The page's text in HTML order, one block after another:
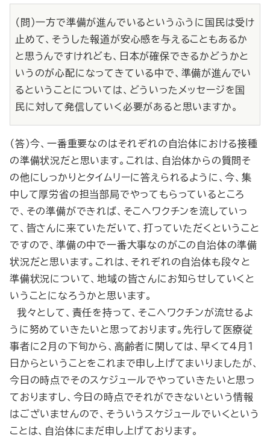
（問）一方で準備が進んでいるというふうに国民は受け
止めて、そうした報道が安心感を与えることもあるか
と思うんですけれども、日本が確保できるかどうかと
いうのが心配になってきている中で、準備が進んでい
るということについては、どういったメッセージを国
民に対して発信していく必要があると思いますか。
（答）今、一番重要なのはそれぞれの自治体における接種
の準備状況だと思います。これは、自治体からの質問そ
の他にしっかりとタイムリーに答えられるように、今、集
中して厚労省の担当部局でやってもらっているところ
で、その準備ができれば、そこへワクチンを流していっ
て、皆さんに来ていただいて、打っていただくということ
ですので、準備の中で一番大事なのがこの自治体の準備
状況だと思います。これは、それぞれの自治体も段々と
準備状況について、地域の皆さんにお知らせしていくと
いうことになろうかと思います。
我々として、責任を持って、そこへワクチンが流せるよ
うに努めていきたいと思っております。先行して医療従
事者に２月の下旬から、高齢者に関しては、早くて４月１
日からということをこれまで申し上げてまいりましたが、
今日の時点でそのスケジュールでやっていきたいと思っ
ておりますし、今日の時点でそれができないという情報
はございませんので、そういうスケジュールでいくという
ことは、自治体にまだ申し上げております。